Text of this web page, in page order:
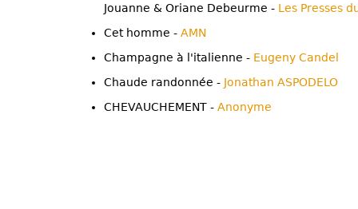
Jouanne & Oriane Debeurme - Les Presses
Cet homme - AMN
Champagne à l'italienne - Eugeny Candel
Chaude randonnée - Jonathan ASPODELO
CHEVAUCHEMENT - Anonyme